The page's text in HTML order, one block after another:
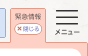
緊急情報
閉じる
メニュー